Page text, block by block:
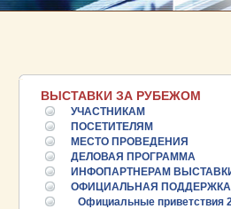
ВЫСТАВКИ ЗА РУБЕЖОМ
УЧАСТНИКАМ
ПОСЕТИТЕЛЯМ
МЕСТО ПРОВЕДЕНИЯ
ДЕЛОВАЯ ПРОГРАММА
ИНФОПАРТНЕРАМ
ОФИЦИАЛЬНАЯ ПОДДЕРЖКА
Официальные приветствия